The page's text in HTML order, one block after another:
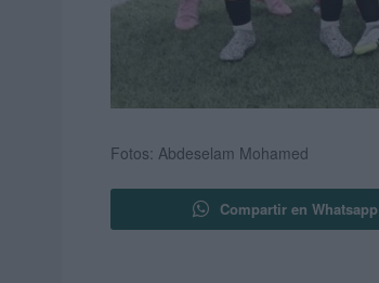
Fotos: Abdeselam Mohamed
Compartir en Whatsapp